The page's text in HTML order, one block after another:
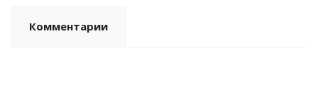
Комментарии